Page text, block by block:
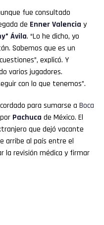
fue consultado
de Enner Valencia y
Ávila. “Lo he dicho, yo
Sabemos que es un
explicó. Y
varios jugadores.
con lo que tenemos”.
para sumarse a Boca
Pachuca de México. El
que dejó vacante
arribe al país entre el
la revisión médica y firmar